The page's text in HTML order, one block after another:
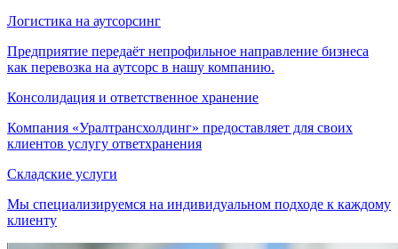
Логистика на аутсорсинг
Предприятие передаёт непрофильное направление бизнеса
как перевозка на аутсорс в нашу компанию.
Консолидация и ответственное хранение
Компания «Уралтрансхолдинг» предоставляет для своих
клиентов услугу ответхранения
Складские услуги
Мы специализируемся на индивидуальном подходе к каждому
клиенту